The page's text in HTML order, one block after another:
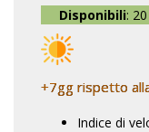
Disponibili: 20
+7gg rispetto
Indice di